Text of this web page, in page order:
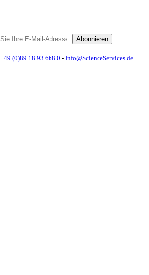
Abonnieren
+49 (0)89 18 93 668 0 - Info@ScienceServices.de